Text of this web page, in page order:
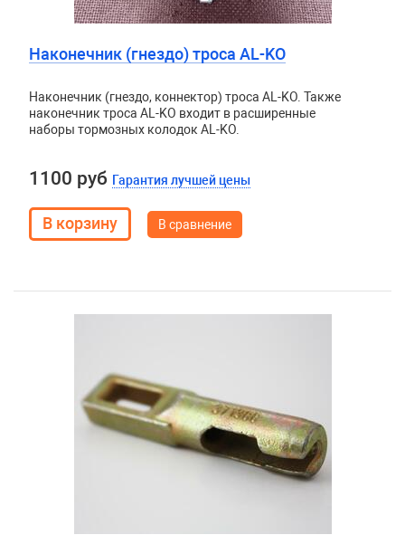
Наконечник (гнездо) троса AL-KO
Наконечник (гнездо, коннектор) троса AL-KO. Также
наконечник троса AL-KO входит в расширенные
наборы тормозных колодок AL-KO.
1100 руб Гарантия лучшей цены
В сравнение